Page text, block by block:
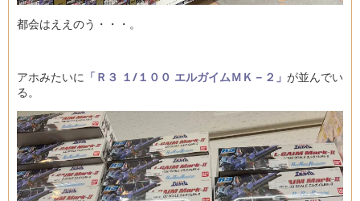
都会はええのう・・・。
アホみたいに 「Ｒ３ １/１００ エルガイムＭＫ－２」 が並んでい
る。